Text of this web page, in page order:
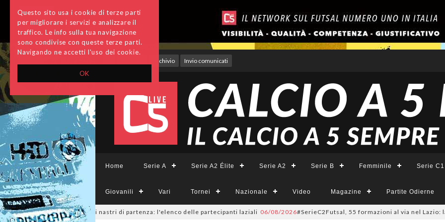
OK
Questo sito usa i cookie di terze parti
per migliorare i servizi e analizzare il
traffico. Le info sulla tua navigazione
sono condivise con queste terze parti.
Navigando ne accetti l'uso dei cookie.
Archivio Invio comunicati
Home Serie A Serie A2 Élite Serie A2 Serie B Femminile Serie C1
Giovanili Vari Tornei Nazionale Video Magazine Partite Odierne
sono 14 i team ai nastri di partenza: l'elenco delle partecipanti laziali 06/08/2026#SerieC2Futsal, 55 formazioni al via nel Lazio: la lista